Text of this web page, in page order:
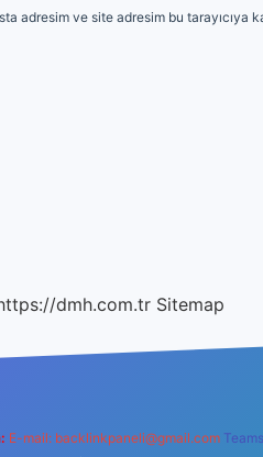
adresim ve site adresim bu tarayıcıya
dmh.com.tr Sitemap
E-mail: backlinkpaneli@gmail.com